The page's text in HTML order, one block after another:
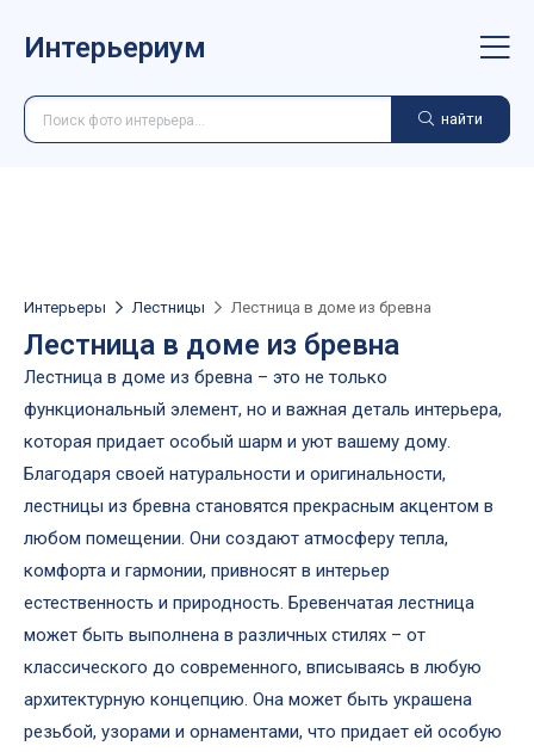
Интерьериум
найти
Интерьеры Лестницы Лестница в доме из бревна
Лестница в доме из бревна
Лестница в доме из бревна – это не только
функциональный элемент, но и важная деталь интерьера,
которая придает особый шарм и уют вашему дому.
Благодаря своей натуральности и оригинальности,
лестницы из бревна становятся прекрасным акцентом в
любом помещении. Они создают атмосферу тепла,
комфорта и гармонии, привносят в интерьер
естественность и природность. Бревенчатая лестница
может быть выполнена в различных стилях – от
классического до современного, вписываясь в любую
архитектурную концепцию. Она может быть украшена
резьбой, узорами и орнаментами, что придает ей особую